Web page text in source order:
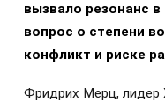
вызвало резонанс
вопрос о степени
конфликт и риске
Фридрих Мерц,